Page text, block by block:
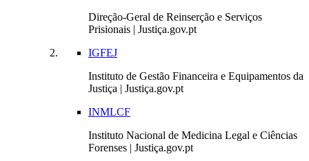
Direção-Geral de Reinserção e Serviços
Prisionais | Justiça.gov.pt
IGFEJ
Instituto de Gestão Financeira e Equipamentos da
Justiça | Justiça.gov.pt
INMLCF
Instituto Nacional de Medicina Legal e Ciências
Forenses | Justiça.gov.pt